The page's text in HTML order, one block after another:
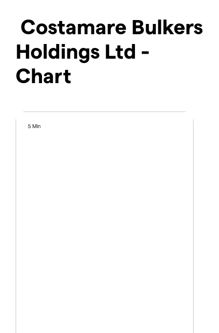
Costamare Bulkers
Holdings Ltd -
Chart
5 Min